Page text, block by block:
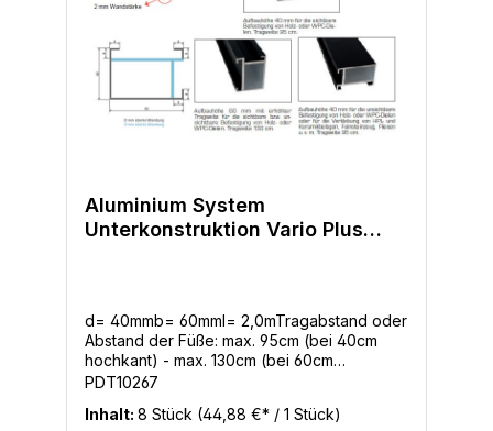
Aluminium System
Unterkonstruktion Vario Plus
d= 40mmb= 60mml= 2,0mTragabstand oder
Abstand der Füße: max. 95cm (bei 40cm
hochkant) - max. 130cm (bei 60cm
hochkant)Art: Aluminium Schwarz
Verbinder Die TERRASYS Alu-
PDT10267
Inhalt: 8 Stück (44,88 €* / 1 Stück)